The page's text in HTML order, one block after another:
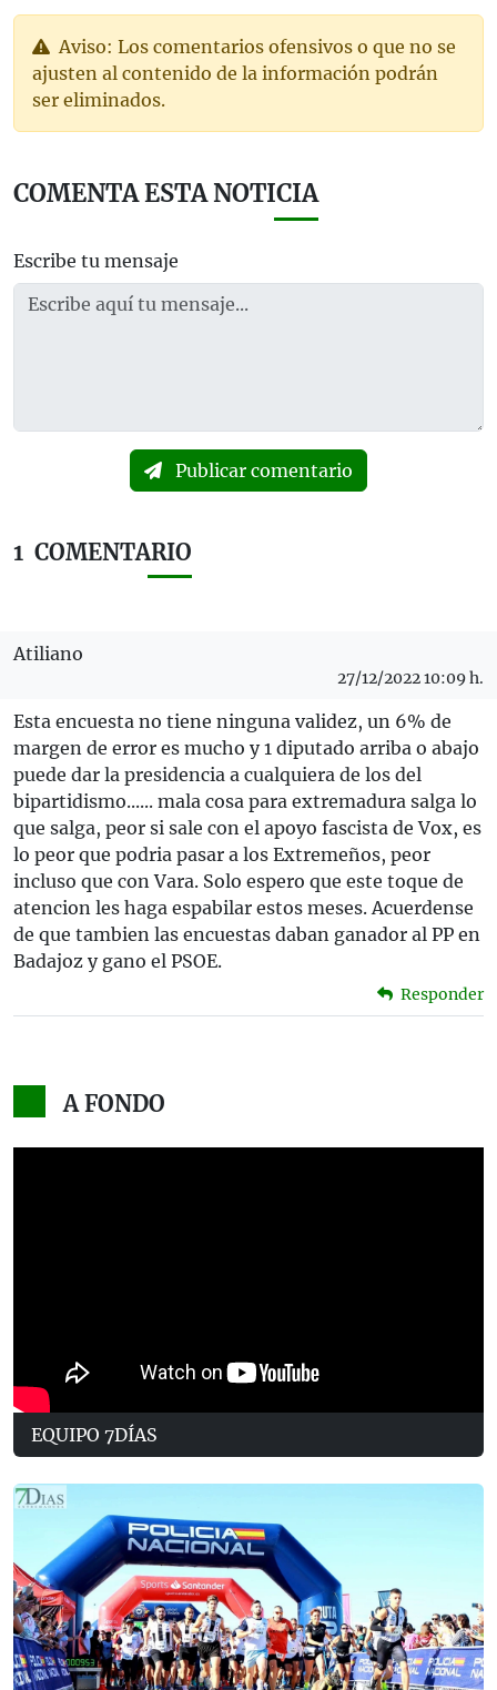
Aviso: Los comentarios ofensivos o que no se
ajusten al contenido de la información podrán
ser eliminados.
COMENTA ESTA NOTICIA
Escribe tu mensaje
Publicar comentario
1 COMENTARIO
Atiliano
27/12/2022 10:09 h.
Esta encuesta no tiene ninguna validez, un 6% de
margen de error es mucho y 1 diputado arriba o abajo
puede dar la presidencia a cualquiera de los del
bipartidismo...... mala cosa para extremadura salga lo
que salga, peor si sale con el apoyo fascista de Vox, es
lo peor que podria pasar a los Extremeños, peor
incluso que con Vara. Solo espero que este toque de
atencion les haga espabilar estos meses. Acuerdense
de que tambien las encuestas daban ganador al PP en
Badajoz y gano el PSOE.
Responder
A FONDO
EQUIPO 7DÍAS